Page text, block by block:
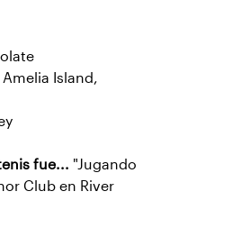
Amelia Island,
fue... "Jugando
Club en River